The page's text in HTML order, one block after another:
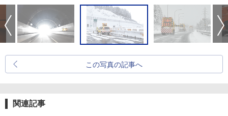
この写真の記事へ
関連記事